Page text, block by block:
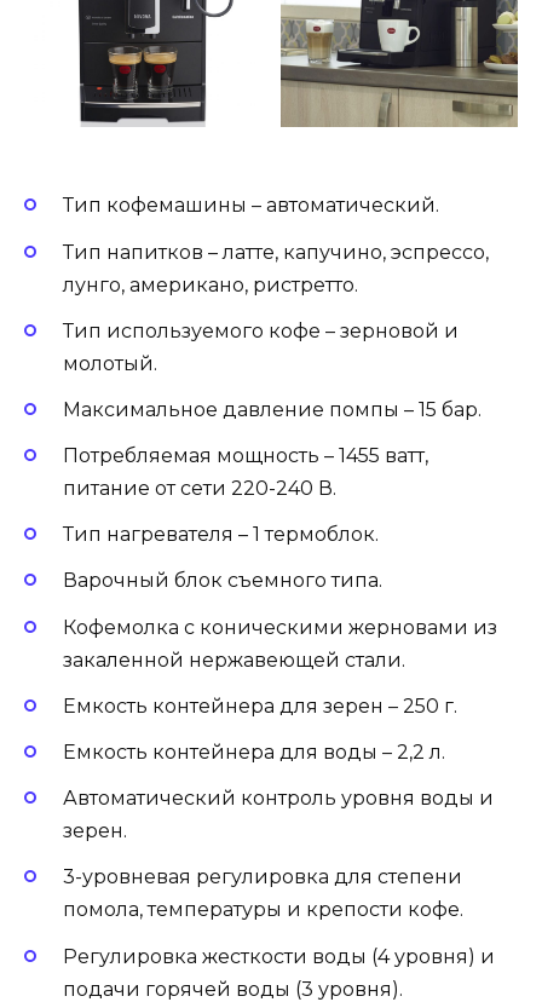
Тип кофемашины – автоматический.
Тип напитков – латте, капучино, эспрессо,
лунго, американо, ристретто.
Тип используемого кофе – зерновой и
молотый.
Максимальное давление помпы – 15 бар.
Потребляемая мощность – 1455 ватт,
питание от сети 220-240 В.
Тип нагревателя – 1 термоблок.
Варочный блок съемного типа.
Кофемолка с коническими жерновами из
закаленной нержавеющей стали.
Емкость контейнера для зерен – 250 г.
Емкость контейнера для воды – 2,2 л.
Автоматический контроль уровня воды и
зерен.
3-уровневая регулировка для степени
помола, температуры и крепости кофе.
Регулировка жесткости воды (4 уровня) и
подачи горячей воды (3 уровня).